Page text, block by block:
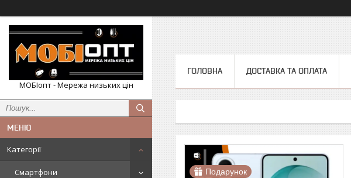
МОБІопт - Мережа низьких цін
Категорії
Смартфони
ГОЛОВНА ДОСТАВКА ТА ОПЛАТА
Подарунок